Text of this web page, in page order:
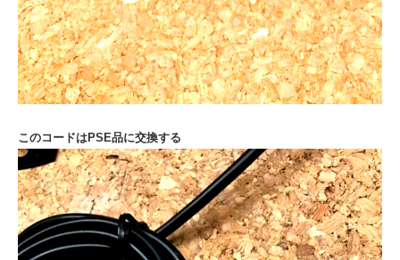
このコードはPSE品に交換する